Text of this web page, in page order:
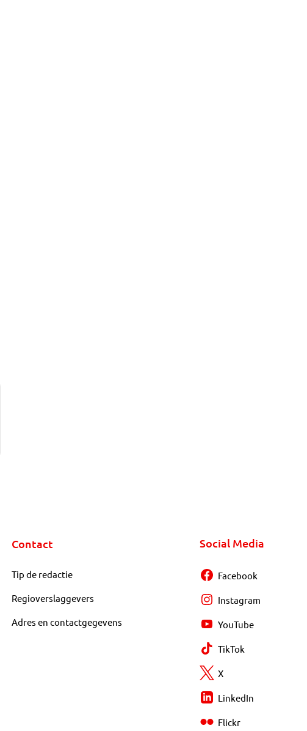
Contact
Tip de redactie
Regioverslaggevers
Adres en contactgegevens
Social Media
Facebook
Instagram
YouTube
TikTok
X
LinkedIn
Flickr